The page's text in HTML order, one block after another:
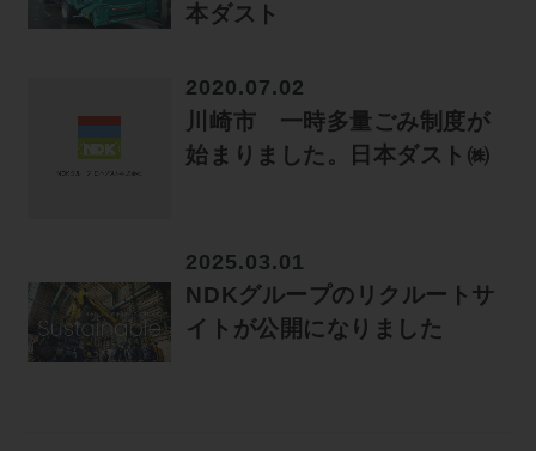
本ダスト
2020.07.02
川崎市 一時多量ごみ制度が
始まりました。日本ダスト㈱
2025.03.01
NDKグループのリクルートサ
イトが公開になりました